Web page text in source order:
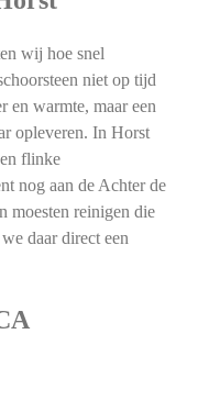
wij hoe snel
niet op tijd
en warmte, maar een
opleveren. In Horst
flinke
nog aan de Achter de
moesten reinigen die
daar direct een